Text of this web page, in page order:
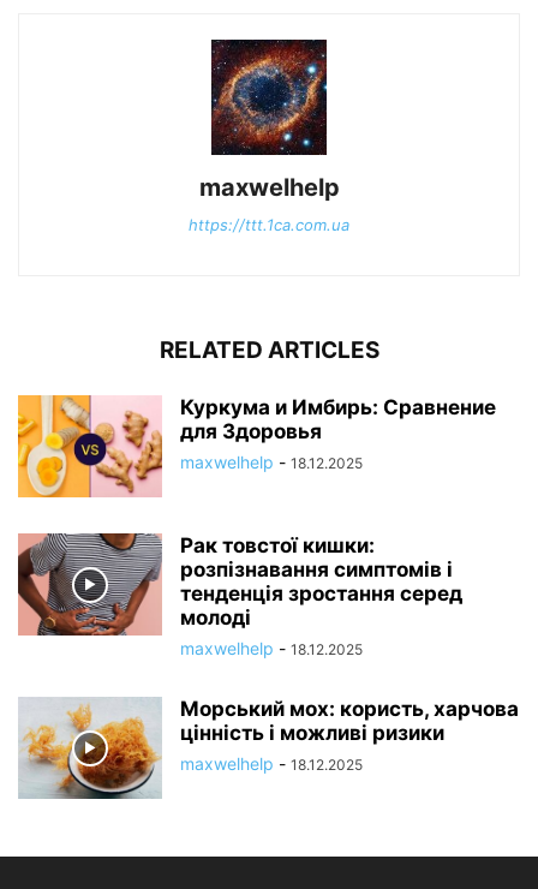
maxwelhelp
https://ttt.1ca.com.ua
RELATED ARTICLES
Куркума и Имбирь: Сравнение
для Здоровья
maxwelhelp - 18.12.2025
Рак товстої кишки:
розпізнавання симптомів і
тенденція зростання серед
молоді
maxwelhelp - 18.12.2025
Морський мох: користь, харчова
цінність і можливі ризики
maxwelhelp - 18.12.2025